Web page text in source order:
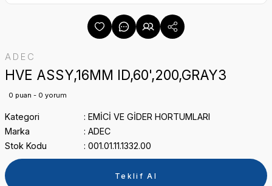
ADEC
HVE ASSY,16MM ID,60',200,GRAY3
0 puan - 0 yorum
Kategori
EMİCİ VE GİDER HORTUMLARI
Marka
ADEC
Stok Kodu
001.01.11.1332.00
Teklif Al